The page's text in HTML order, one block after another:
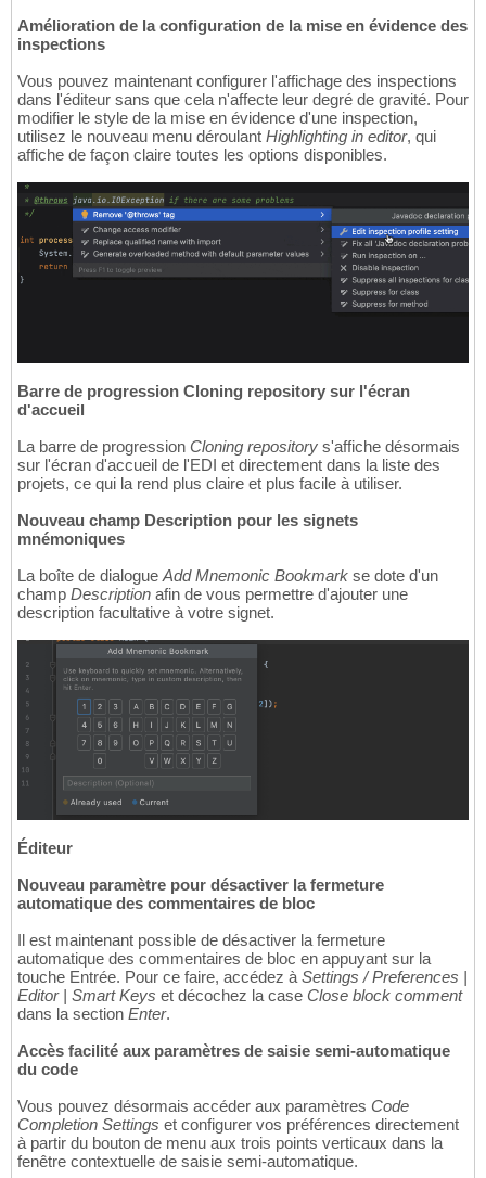
Amélioration de la configuration de la mise en évidence des
inspections
Vous pouvez maintenant configurer l'affichage des inspections
dans l'éditeur sans que cela n'affecte leur degré de gravité. Pour
modifier le style de la mise en évidence d'une inspection,
utilisez le nouveau menu déroulant Highlighting in editor, qui
affiche de façon claire toutes les options disponibles.
Barre de progression Cloning repository sur l'écran
d'accueil
La barre de progression Cloning repository s'affiche désormais
sur l'écran d'accueil de l'EDI et directement dans la liste des
projets, ce qui la rend plus claire et plus facile à utiliser.
Nouveau champ Description pour les signets
mnémoniques
La boîte de dialogue Add Mnemonic Bookmark se dote d'un
champ Description afin de vous permettre d'ajouter une
description facultative à votre signet.
Éditeur
Nouveau paramètre pour désactiver la fermeture
automatique des commentaires de bloc
Il est maintenant possible de désactiver la fermeture
automatique des commentaires de bloc en appuyant sur la
touche Entrée. Pour ce faire, accédez à Settings / Preferences |
Editor | Smart Keys et décochez la case Close block comment
dans la section Enter.
Accès facilité aux paramètres de saisie semi-automatique
du code
Vous pouvez désormais accéder aux paramètres Code
Completion Settings et configurer vos préférences directement
à partir du bouton de menu aux trois points verticaux dans la
fenêtre contextuelle de saisie semi-automatique.